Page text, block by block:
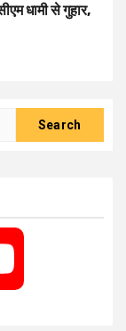
धामी से गुहार,